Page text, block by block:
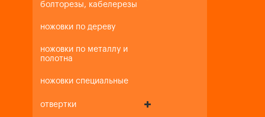
болторезы, кабелерезы
ножовки по дереву
ножовки по металлу и
полотна
ножовки специальные
отвертки